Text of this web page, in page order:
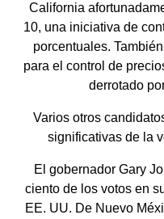
California
10, una iniciativa de
porcentuales.
para el control de
derrotado
Varios otros
significativas de la
El gobernador Gary
ciento de los votos en
EE. UU. De Nuevo